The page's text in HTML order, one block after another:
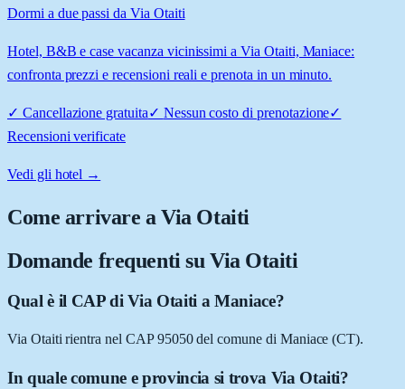
Dormi a due passi da Via Otaiti
Hotel, B&B e case vacanza vicinissimi a Via Otaiti, Maniace:
confronta prezzi e recensioni reali e prenota in un minuto.
✓ Cancellazione gratuita✓ Nessun costo di prenotazione✓
Recensioni verificate
Vedi gli hotel →
Come arrivare aVia Otaiti
Domande frequenti su Via Otaiti
Qual è il CAP di Via Otaiti a Maniace?
Via Otaiti rientra nel CAP 95050 del comune di Maniace (CT).
In quale comune e provincia si trova Via Otaiti?